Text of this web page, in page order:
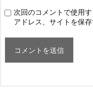
次回のコメントで使用
アドレス、サイトを保存